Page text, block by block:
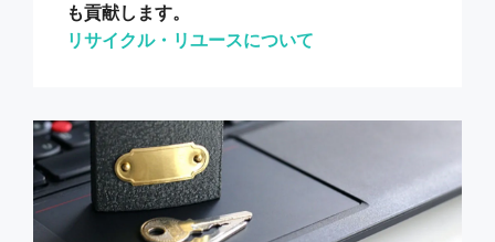
も貢献します。
リサイクル・リユースについて